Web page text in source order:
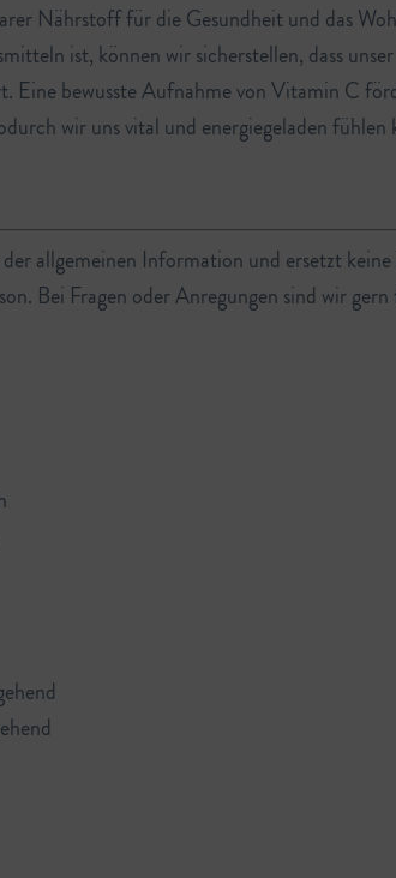
Nährstoff für die Gesundheit und das
ist, können wir sicherstellen, dass
bewusste Aufnahme von Vitamin C
wir uns vital und energiegeladen fühlen
allgemeinen Information und ersetzt
Bei Fragen oder Anregungen sind wir